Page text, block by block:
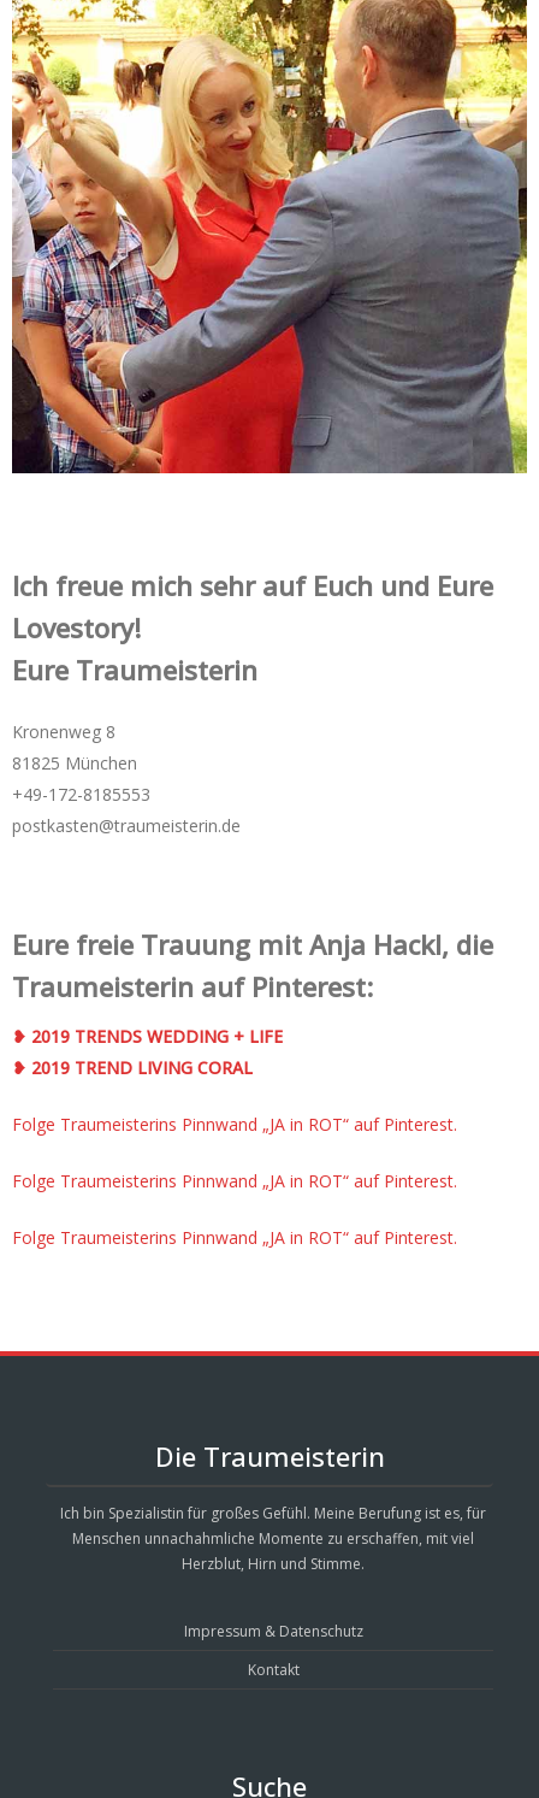
Ich freue mich sehr auf Euch und Eure
Lovestory!
Eure Traumeisterin
Kronenweg 8
81825 München
+49-172-­8185553
postkasten@traumeisterin.de
Eure freie Trauung mit Anja Hackl, die
Traumeisterin auf Pinterest:
❥ 2019 TRENDS WEDDING + LIFE
❥ 2019 TREND LIVING CORAL
Folge Traumeisterins Pinnwand „JA in ROT“ auf Pinterest.
Folge Traumeisterins Pinnwand „JA in ROT“ auf Pinterest.
Folge Traumeisterins Pinnwand „JA in ROT“ auf Pinterest.
Die Traumeisterin
Ich bin Spezialistin für großes Gefühl. Meine Berufung ist es, für
Menschen unnachahmliche Momente zu erschaffen, mit viel
Herzblut, Hirn und Stimme.
Impressum & Datenschutz
Kontakt
Suche